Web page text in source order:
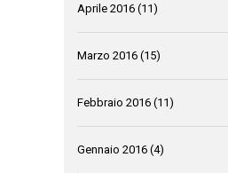
Aprile 2016 (11)
Marzo 2016 (15)
Febbraio 2016 (11)
Gennaio 2016 (4)